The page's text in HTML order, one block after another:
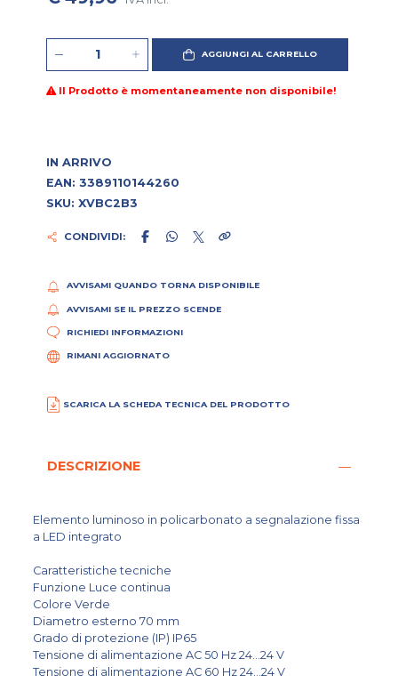
AGGIUNGI AL CARRELLO
Il Prodotto è momentaneamente non disponibile!
IN ARRIVO
EAN: 3389110144260
SKU: XVBC2B3
CONDIVIDI:
AVVISAMI QUANDO TORNA DISPONIBILE
AVVISAMI SE IL PREZZO SCENDE
RICHIEDI INFORMAZIONI
RIMANI AGGIORNATO
SCARICA LA SCHEDA TECNICA DEL PRODOTTO
DESCRIZIONE
Elemento luminoso in policarbonato a segnalazione fissa
a LED integrato
Caratteristiche tecniche
Funzione Luce continua
Colore Verde
Diametro esterno 70 mm
Grado di protezione (IP) IP65
Tensione di alimentazione AC 50 Hz 24...24 V
Tensione di alimentazione AC 60 Hz 24...24 V